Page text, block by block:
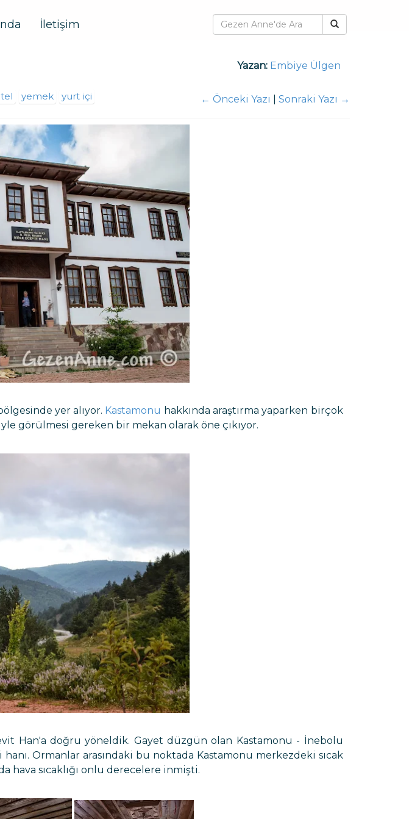
İletişim
Yazan: Embiye Ülgen
yemek yurt içi ← Önceki Yazı Sonraki Yazı →
yer alıyor. Kastamonu hakkında araştırma yaparken birçok
görülmesi gereken bir mekan olarak öne çıkıyor.
Han'a doğru yöneldik. Gayet düzgün olan Kastamonu - İnebolu
Ormanlar arasındaki bu noktada Kastamonu merkezdeki sıcak
hava sıcaklığı onlu derecelere inmişti.